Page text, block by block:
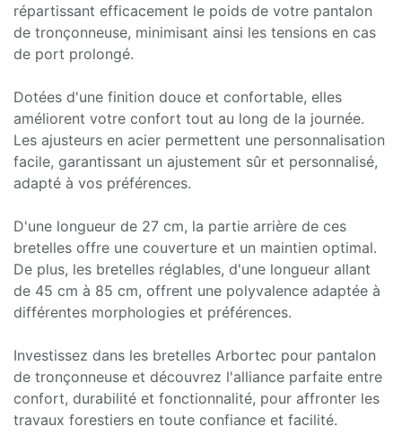
répartissant efficacement le poids de votre pantalon
de tronçonneuse, minimisant ainsi les tensions en cas
de port prolongé.
Dotées d'une finition douce et confortable, elles
améliorent votre confort tout au long de la journée.
Les ajusteurs en acier permettent une personnalisation
facile, garantissant un ajustement sûr et personnalisé,
adapté à vos préférences.
D'une longueur de 27 cm, la partie arrière de ces
bretelles offre une couverture et un maintien optimal.
De plus, les bretelles réglables, d'une longueur allant
de 45 cm à 85 cm, offrent une polyvalence adaptée à
différentes morphologies et préférences.
Investissez dans les bretelles Arbortec pour pantalon
de tronçonneuse et découvrez l'alliance parfaite entre
confort, durabilité et fonctionnalité, pour affronter les
travaux forestiers en toute confiance et facilité.